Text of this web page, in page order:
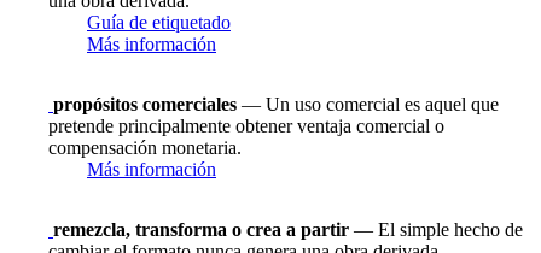
Guía de etiquetado
Más información
propósitos comerciales — Un uso comercial es aquel que
pretende principalmente obtener ventaja comercial o
compensación monetaria.
Más información
remezcla, transforma o crea a partir — El simple hecho de